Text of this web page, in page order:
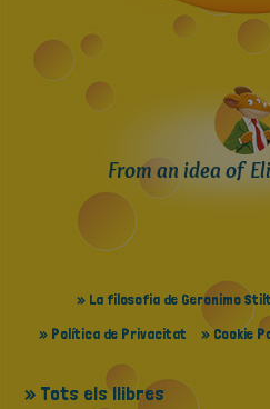
From an idea of
» La filosofia de Geronimo
» Política de Privacitat
» Cookie
» Tots els llibres